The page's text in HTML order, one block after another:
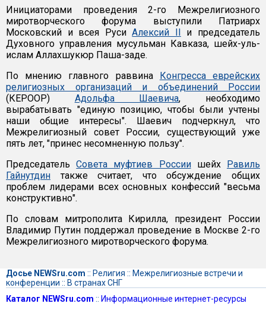
Инициаторами проведения 2-го Межрелигиозного
миротворческого форума выступили Патриарх
Московский и всея РусиАлексий II и председатель
Духовного управления мусульман Кавказа, шейх-уль-
ислам Аллахшукюр Паша-заде.
По мнению главного раввина Конгресса еврейских
религиозных организаций и объединений России
(КЕРООР) Адольфа Шаевича, необходимо
вырабатывать "единую позицию, чтобы были учтены
наши общие интересы". Шаевич подчеркнул, что
Межрелигиозный совет России, существующий уже
пять лет, "принес несомненную пользу".
ПредседательСовета муфтиев Россиишейх Равиль
Гайнутдин также считает, что обсуждение общих
проблем лидерами всех основных конфессий "весьма
конструктивно".
По словам митрополита Кирилла, президент России
Владимир Путин поддержал проведение в Москве 2-го
Межрелигиозного миротворческого форума.
Досье NEWSru.com :: Религия :: Межрелигиозные встречи и
конференции :: В странах СНГ
Каталог NEWSru.com :: Информационные интернет-ресурсы